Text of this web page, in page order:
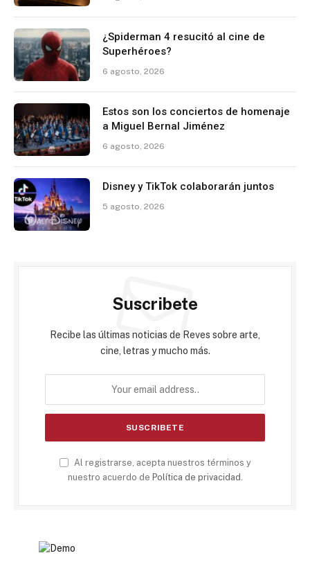
¿Spiderman 4 resucitó al cine de
Superhéroes?
6 agosto, 2026
Estos son los conciertos de homenaje
a Miguel Bernal Jiménez
6 agosto, 2026
Disney y TikTok colaborarán juntos
5 agosto, 2026
Suscribete
Recibe las últimas noticias de Reves sobre arte,
cine, letras y mucho más.
Al registrarse, acepta nuestros términos y
nuestro acuerdo de Política de privacidad